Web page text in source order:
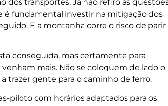
dos transportes. Já não refiro as
fundamental investir na mitigação dos
E a montanha corre o risco de parir
conseguida, mas certamente para
mais. Não se coloquem de lado o
trazer gente para o caminho de ferro.
piloto com horários adaptados para os